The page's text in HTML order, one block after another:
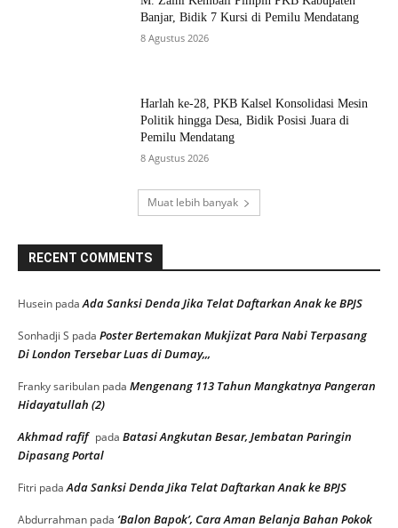
Banjar, Bidik 7 Kursi di Pemilu Mendatang
8 Agustus 2026
Harlah ke-28, PKB Kalsel Konsolidasi Mesin
Politik hingga Desa, Bidik Posisi Juara di
Pemilu Mendatang
8 Agustus 2026
Muat lebih banyak
RECENT COMMENTS
Husein padaAda Sanksi Denda Jika Telat Daftarkan Anak ke BPJS
Sonhadji S pada Poster Bertemakan Mukjizat Para Nabi Terpasang
Di London Tersebar Luas di Dumay,,,
Franky saribulan pada Mengenang 113 Tahun Mangkatnya Pangeran
Hidayatullah (2)
Akhmad rafif pada Batasi Angkutan Besar, Jembatan Paringin
Dipasang Portal
Fitri padaAda Sanksi Denda Jika Telat Daftarkan Anak ke BPJS
Abdurrahman pada ‘Balon Bapok’, Cara Aman Belanja Bahan Pokok